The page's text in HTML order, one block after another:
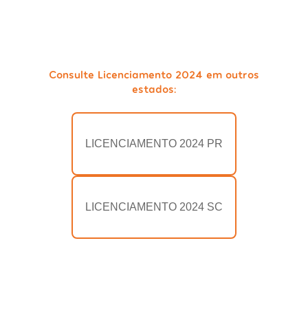
Consulte Licenciamento 2024 em outros
estados:
LICENCIAMENTO 2024 PR
LICENCIAMENTO 2024 SC